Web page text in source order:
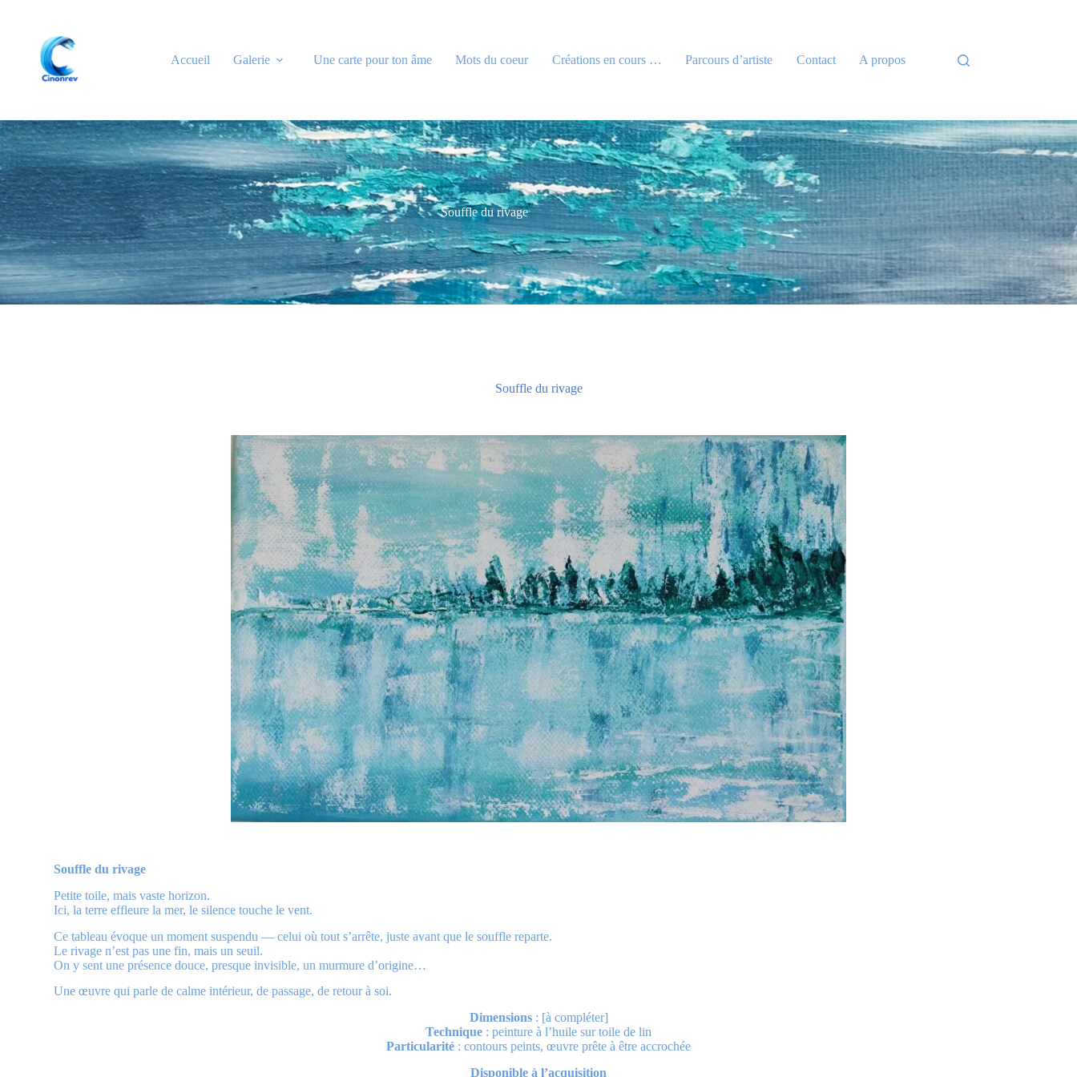
Accueil Galerie Une carte pour ton âme Mots du coeur Créations en cours … Parcours d’artiste Contact A propos
Souffle du rivage
Souffle du rivage
Souffle du rivage
Petite toile, mais vaste horizon.
Ici, la terre effleure la mer, le silence touche le vent.
Ce tableau évoque un moment suspendu — celui où tout s’arrête, juste avant que le souffle reparte.
Le rivage n’est pas une fin, mais un seuil.
On y sent une présence douce, presque invisible, un murmure d’origine…
Une œuvre qui parle de calme intérieur, de passage, de retour à soi.
Dimensions: [à compléter]
Technique : peinture à l’huile sur toile de lin
Particularité : contours peints, œuvre prête à être accrochée
Disponible à l’acquisition